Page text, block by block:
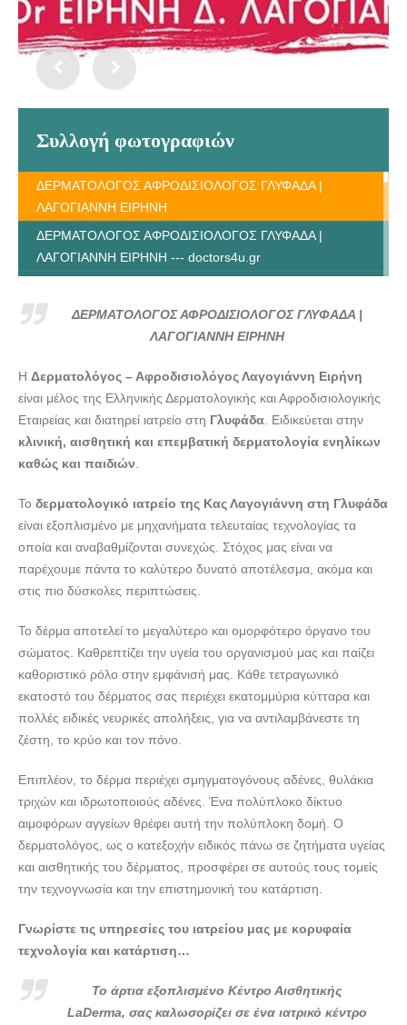
Συλλογή φωτογραφιών
ΔΕΡΜΑΤΟΛΟΓΟΣ ΑΦΡΟΔΙΣΙΟΛΟΓΟΣ ΓΛΥΦΑΔΑ |
ΛΑΓΟΓΙΑΝΝΗ ΕΙΡΗΝΗ
ΔΕΡΜΑΤΟΛΟΓΟΣ ΑΦΡΟΔΙΣΙΟΛΟΓΟΣ ΓΛΥΦΑΔΑ |
ΛΑΓΟΓΙΑΝΝΗ ΕΙΡΗΝΗ --- doctors4u.gr
ΛΑΓΟΓΙΑΝΝΗ ΕΙΡΗΝΗ --- doctors4u.gr
ΔΕΡΜΑΤΟΛΟΓΟΣ ΑΦΡΟΔΙΣΙΟΛΟΓΟΣ ΓΛΥΦΑΔΑ |
ΔΕΡΜΑΤΟΛΟΓΟΣ ΑΦΡΟΔΙΣΙΟΛΟΓΟΣ ΓΛΥΦΑΔΑ |
ΛΑΓΟΓΙΑΝΝΗ ΕΙΡΗΝΗ --- doctors4u.gr
ΔΕΡΜΑΤΟΛΟΓΟΣ ΑΦΡΟΔΙΣΙΟΛΟΓΟΣ ΓΛΥΦΑΔΑ |
ΛΑΓΟΓΙΑΝΝΗ ΕΙΡΗΝΗ --- doctors4u.gr
ΛΑΓΟΓΙΑΝΝΗ ΕΙΡΗΝΗ --- doctors4u.gr
ΔΕΡΜΑΤΟΛΟΓΟΣ ΑΦΡΟΔΙΣΙΟΛΟΓΟΣ ΓΛΥΦΑΔΑ |
ΛΑΓΟΓΙΑΝΝΗ ΕΙΡΗΝΗ --- doctors4u.gr
ΔΕΡΜΑΤΟΛΟΓΟΣ ΑΦΡΟΔΙΣΙΟΛΟΓΟΣ ΓΛΥΦΑΔΑ |
ΔΕΡΜΑΤΟΛΟΓΟΣ ΑΦΡΟΔΙΣΙΟΛΟΓΟΣ ΓΛΥΦΑΔΑ |
ΛΑΓΟΓΙΑΝΝΗ ΕΙΡΗΝΗ --- doctors4u.gr
ΔΕΡΜΑΤΟΛΟΓΟΣ ΑΦΡΟΔΙΣΙΟΛΟΓΟΣ ΓΛΥΦΑΔΑ |
ΛΑΓΟΓΙΑΝΝΗ ΕΙΡΗΝΗ --- doctors4u.gr
ΔΕΡΜΑΤΟΛΟΓΟΣ ΑΦΡΟΔΙΣΙΟΛΟΓΟΣ ΓΛΥΦΑΔΑ |
ΔΕΡΜΑΤΟΛΟΓΟΣ ΑΦΡΟΔΙΣΙΟΛΟΓΟΣ ΓΛΥΦΑΔΑ |
ΛΑΓΟΓΙΑΝΝΗ ΕΙΡΗΝΗ --- doctors4u.gr
ΔΕΡΜΑΤΟΛΟΓΟΣ ΑΦΡΟΔΙΣΙΟΛΟΓΟΣ ΓΛΥΦΑΔΑ |
ΛΑΓΟΓΙΑΝΝΗ ΕΙΡΗΝΗ --- doctors4u.gr
ΔΕΡΜΑΤΟΛΟΓΟΣ ΑΦΡΟΔΙΣΙΟΛΟΓΟΣ ΓΛΥΦΑΔΑ |
ΔΕΡΜΑΤΟΛΟΓΟΣ ΑΦΡΟΔΙΣΙΟΛΟΓΟΣ ΓΛΥΦΑΔΑ |
ΛΑΓΟΓΙΑΝΝΗ ΕΙΡΗΝΗ --- doctors4u.gr
ΔΕΡΜΑΤΟΛΟΓΟΣ ΑΦΡΟΔΙΣΙΟΛΟΓΟΣ ΓΛΥΦΑΔΑ |
ΛΑΓΟΓΙΑΝΝΗ ΕΙΡΗΝΗ --- doctors4u.gr
ΔΕΡΜΑΤΟΛΟΓΟΣ ΑΦΡΟΔΙΣΙΟΛΟΓΟΣ ΓΛΥΦΑΔΑ |
ΛΑΓΟΓΙΑΝΝΗ ΕΙΡΗΝΗ
Η Δερματολόγος – Αφροδισιολόγος Λαγογιάννη Ειρήνη
είναι μέλος της Ελληνικής Δερματολογικής και Αφροδισιολογικής
Εταιρείας και διατηρεί ιατρείο στη Γλυφάδα . Ειδικεύεται στην
κλινική, αισθητική και επεμβατική δερματολογία ενηλίκων
καθώς και παιδιών
Το δερματολογικό ιατρείο της Κας Λαγογιάννη στη Γλυφάδα
είναι εξοπλισμένο με μηχανήματα τελευταίας τεχνολογίας τα
οποία και αναβαθμίζονται συνεχώς. Στόχος μας είναι να
παρέχουμε πάντα το καλύτερο δυνατό αποτέλεσμα, ακόμα και
στις πιο δύσκολες περιπτώσεις.
Το δέρμα αποτελεί το μεγαλύτερο και ομορφότερο όργανο του
σώματος. Καθρεπτίζει την υγεία του οργανισμού μας και παίζει
καθοριστικό ρόλο στην εμφάνισή μας. Κάθε τετραγωνικό
εκατοστό του δέρματος σας περιέχει εκατομμύρια κύτταρα και
πολλές ειδικές νευρικές απολήξεις, για να αντιλαμβάνεστε τη
ζέστη, το κρύο και τον πόνο.
Επιπλέον, το δέρμα περιέχει σμηγματογόνους αδένες, θυλάκια
τριχών και ιδρωτοποιούς αδένες. Ένα πολύπλοκο δίκτυο
αιμοφόρων αγγείων θρέφει αυτή την πολύπλοκη δομή. Ο
δερματολόγος, ως ο κατεξοχήν ειδικός πάνω σε ζητήματα υγείας
και αισθητικής του δέρματος, προσφέρει σε αυτούς τους τομείς
την τεχνογνωσία και την επιστημονική του κατάρτιση.
Γνωρίστε τις υπηρεσίες του ιατρείου μας με κορυφαία
τεχνολογία και κατάρτιση…
Το άρτια εξοπλισμένο Κέντρο Αισθητικής
LaDerma, σας καλωσορίζει σε ένα ιατρικό κέντρο